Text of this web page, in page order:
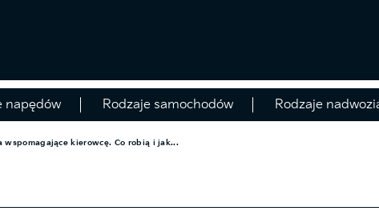
napędów Rodzaje samochodów Rodzaje
wspomagające kierowcę. Co robią i jak...